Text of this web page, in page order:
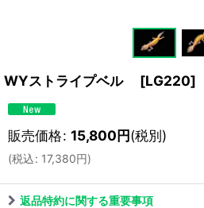
WYストライプベル [LG220]
販売価格: 15,800円(税別)
(税込: 17,380円)
返品特約に関する重要事項